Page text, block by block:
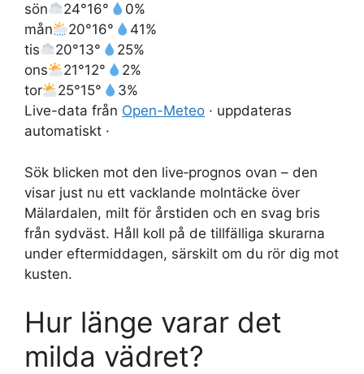
sön
24°16°
0%
mån
20°16°
41%
tis
20°13°
25%
ons
21°12°
2%
tor
25°15°
3%
Live-data från Open-Meteo · uppdateras
automatiskt ·
Sök blicken mot den live‑prognos ovan – den
visar just nu ett vacklande molntäcke över
Mälardalen, milt för årstiden och en svag bris
från sydväst. Håll koll på de tillfälliga skurarna
under eftermiddagen, särskilt om du rör dig mot
kusten.
Hur länge varar det
milda vädret?